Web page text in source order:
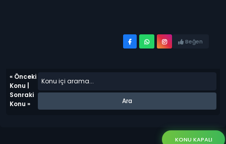
Beğen
« Önceki
Konu
Sonraki
Konu »
KONU KAPALI